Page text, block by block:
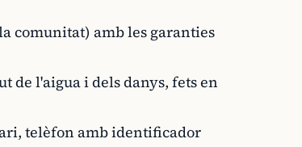
comunitat) amb les garanties
de l'aigua i dels danys, fets en
telèfon amb identificador